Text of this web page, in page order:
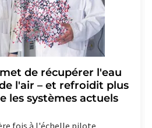
de récupérer l'eau
l'air – et refroidit plus
les systèmes actuels